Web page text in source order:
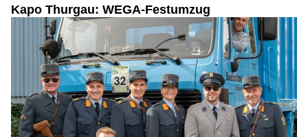
Kapo Thurgau: WEGA-Festumzug